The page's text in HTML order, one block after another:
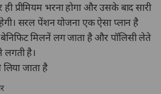
प्रीमियम भरना होगा और उसके बाद सारी
सरल पेंशन योजना एक ऐसा प्लान है
मिलनें लग जाता है और पॉलिसी लेते
है।
जाता है